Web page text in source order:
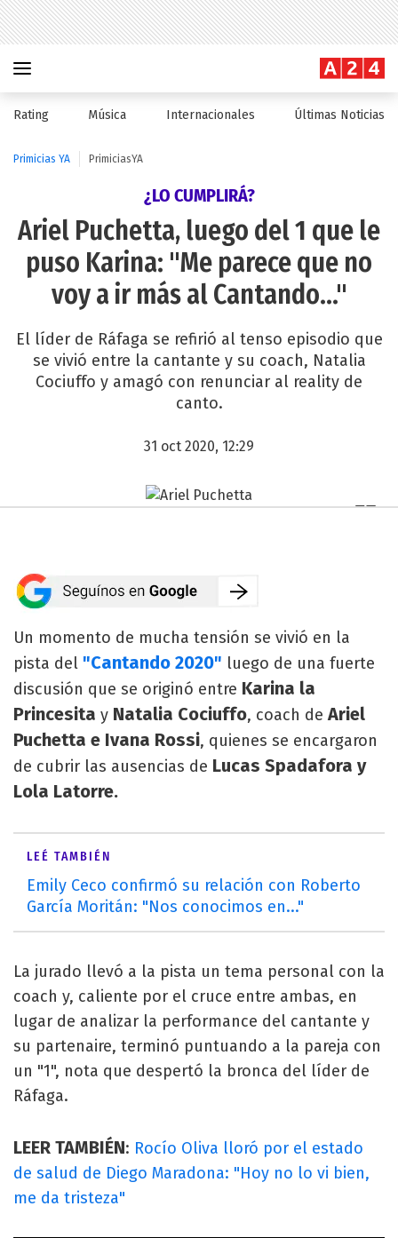
Rating Música Internacionales Últimas Noticias
Primicias YA PrimiciasYA
¿LO CUMPLIRÁ?
Ariel Puchetta, luego del 1 que le
puso Karina: "Me parece que no
voy a ir más al Cantando..."
El líder de Ráfaga se refirió al tenso episodio que
se vivió entre la cantante y su coach, Natalia
Cociuffo y amagó con renunciar al reality de
canto.
31 oct 2020, 12:29
Un momento de mucha tensión se vivió en la
pista del "Cantando 2020" luego de una fuerte
discusión que se originó entre Karina la
Princesita y Natalia Cociuffo, coach de Ariel
Puchetta e Ivana Rossi, quienes se encargaron
de cubrir las ausencias de Lucas Spadafora y
Lola Latorre.
LEÉ TAMBIÉN
Emily Ceco confirmó su relación con Roberto
García Moritán: "Nos conocimos en..."
La jurado llevó a la pista un tema personal con la
coach y, caliente por el cruce entre ambas, en
lugar de analizar la performance del cantante y
su partenaire, terminó puntuando a la pareja con
un "1", nota que despertó la bronca del líder de
Ráfaga.
LEER TAMBIÉN: Rocío Oliva lloró por el estado
de salud de Diego Maradona: "Hoy no lo vi bien,
me da tristeza"